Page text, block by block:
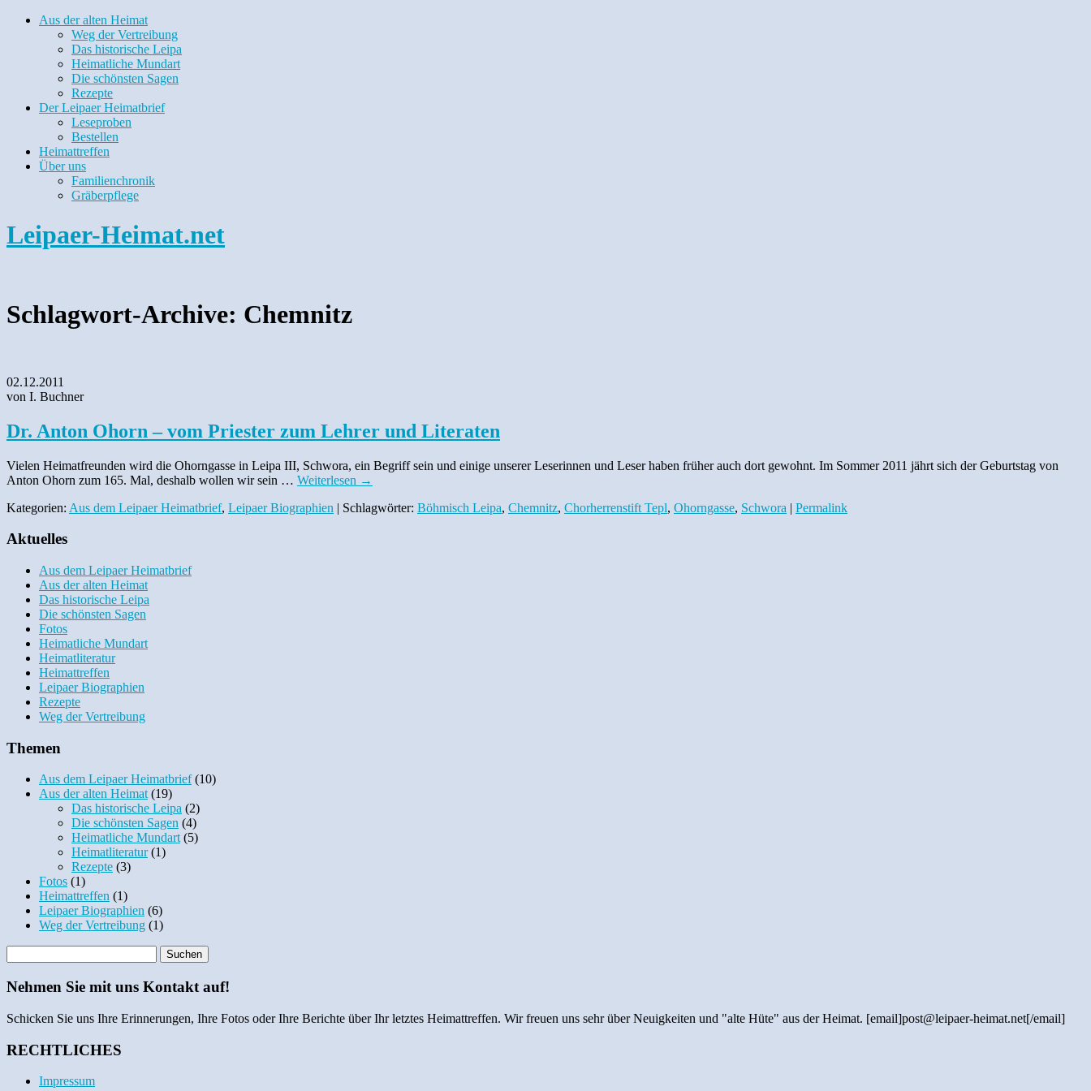
Aus der alten Heimat
Weg der Vertreibung
Das historische Leipa
Heimatliche Mundart
Die schönsten Sagen
Rezepte
Der Leipaer Heimatbrief
Leseproben
Bestellen
Heimattreffen
Über uns
Familienchronik
Gräberpflege
Leipaer-Heimat.net
Schlagwort-Archive: Chemnitz
02.12.2011
von I. Buchner
Dr. Anton Ohorn – vom Priester zum Lehrer und Literaten
Vielen Heimatfreunden wird die Ohorngasse in Leipa III, Schwora, ein Begriff sein und einige unserer Leserinnen und Leser haben früher auch dort gewohnt. Im Sommer 2011 jährt sich der Geburtstag von
Anton Ohorn zum 165. Mal, deshalb wollen wir sein … Weiterlesen →
Kategorien: Aus dem Leipaer Heimatbrief, Leipaer Biographien | Schlagwörter: Böhmisch Leipa, Chemnitz, Chorherrenstift Tepl, Ohorngasse, Schwora | Permalink
Aktuelles
Aus dem Leipaer Heimatbrief
Aus der alten Heimat
Das historische Leipa
Die schönsten Sagen
Fotos
Heimatliche Mundart
Heimatliteratur
Heimattreffen
Leipaer Biographien
Rezepte
Weg der Vertreibung
Themen
Aus dem Leipaer Heimatbrief(10)
Aus der alten Heimat(19)
Das historische Leipa (2)
Die schönsten Sagen (4)
Heimatliche Mundart(5)
Heimatliteratur(1)
Rezepte (3)
Fotos (1)
Heimattreffen (1)
Leipaer Biographien (6)
Weg der Vertreibung (1)
Nehmen Sie mit uns Kontakt auf!
Schicken Sie uns Ihre Erinnerungen, Ihre Fotos oder Ihre Berichte über Ihr letztes Heimattreffen. Wir freuen uns sehr über Neuigkeiten und "alte Hüte" aus der Heimat. [email]post@leipaer-heimat.net[/email]
RECHTLICHES
Impressum